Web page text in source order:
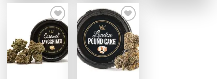
Add to
wishlist
Add to
wishlist